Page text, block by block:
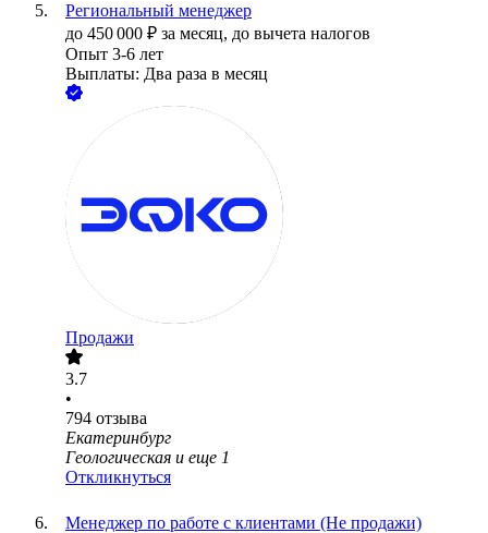
Региональный менеджер
до 450 000 ₽ за месяц, до вычета налогов
Опыт 3-6 лет
Выплаты: Два раза в месяц
Продажи
3.7
•
794 отзыва
Екатеринбург
Геологическая и еще 1
Откликнуться
Менеджер по работе с клиентами (Не продажи)